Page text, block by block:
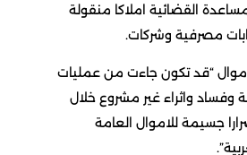
القضائية املاكا منقولة
مصرفية وشركات.
“قد تكون جاءت من عمليات
وفساد واثراء غير مشروع خلال
جسيمة للاموال العامة